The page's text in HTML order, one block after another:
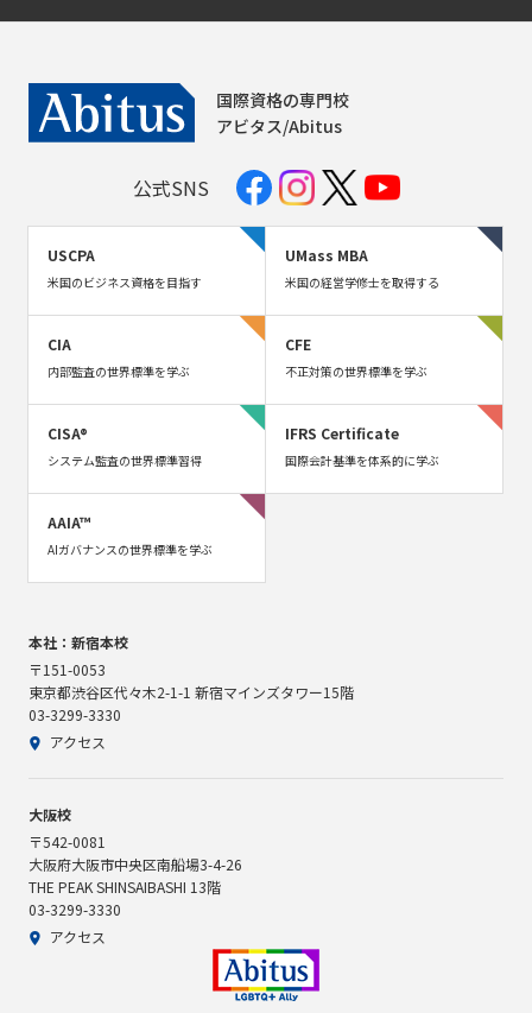
国際資格の専門校
アビタス/Abitus
公式SNS
USCPA
米国のビジネス資格を目指す
UMass MBA
米国の経営学修士を取得する
CIA
内部監査の世界標準を学ぶ
CFE
不正対策の世界標準を学ぶ
CISA®
システム監査の世界標準習得
IFRS Certificate
国際会計基準を体系的に学ぶ
AAIA™
AIガバナンスの世界標準を学ぶ
本社：新宿本校
〒151-0053
東京都渋谷区代々木2-1-1 新宿マインズタワー15階
03-3299-3330
アクセス
大阪校
〒542-0081
大阪府大阪市中央区南船場3-4-26
THE PEAK SHINSAIBASHI 13階
03-3299-3330
アクセス